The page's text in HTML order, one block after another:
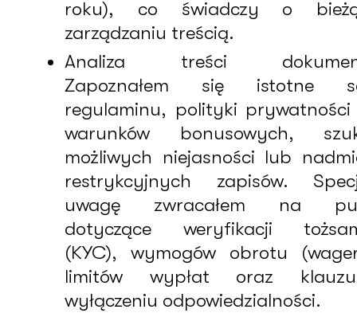
roku), co świadczy o
zarządzaniu treścią.
Analiza treści
Zapoznałem się istotne
regulaminu, polityki prywatności
warunków bonusowych,
możliwych niejasności lub
restrykcyjnych zapisów.
uwagę zwracałem na
dotyczące weryfikacji
(KYC), wymogów obrotu
limitów wypłat oraz
wyłączeniu odpowiedzialności.